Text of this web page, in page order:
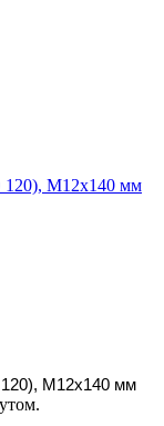
120), M12x140 мм
M12x140 мм